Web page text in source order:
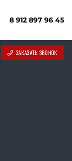
8 912 897 96 45
ЗАКАЗАТЬ ЗВОНОК